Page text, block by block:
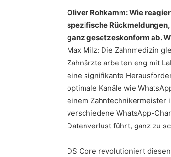
Oliver Rohkamm: Wie
spezifische
ganz gesetzeskonform ab.
Max Milz: Die Zahnmedizin
Zahnärzte arbeiten eng mit
eine signifikante
optimale Kanäle wie
einem Zahntechnikermeister
verschiedene WhatsApp-
Datenverlust führt, ganz zu
DS Core revolutioniert